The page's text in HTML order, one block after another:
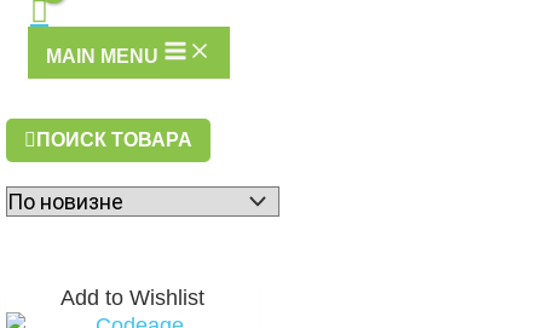
MAIN MENU
ПОИСК ТОВАРА
Add to Wishlist